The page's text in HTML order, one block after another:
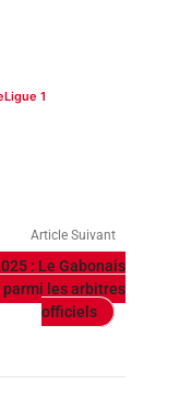
Ligue 1
Article Suivant
: Le Gabonais
les arbitres
officiels